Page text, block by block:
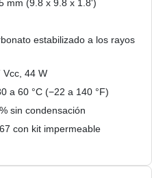
mm (9.8 x 9.8 x 1.8')
estabilizado a los rayos
Vcc, 44 W
a 60 °C (−22 a 140 °F)
sin condensación
con kit impermeable